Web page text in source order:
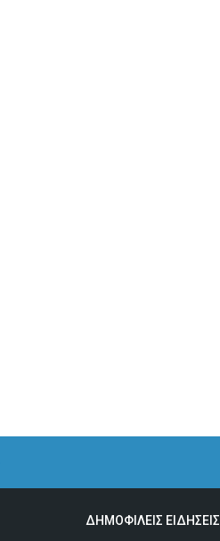
ΔΗΜΟΦΙΛΕΙΣ ΕΙΔΗΣΕΙΣ